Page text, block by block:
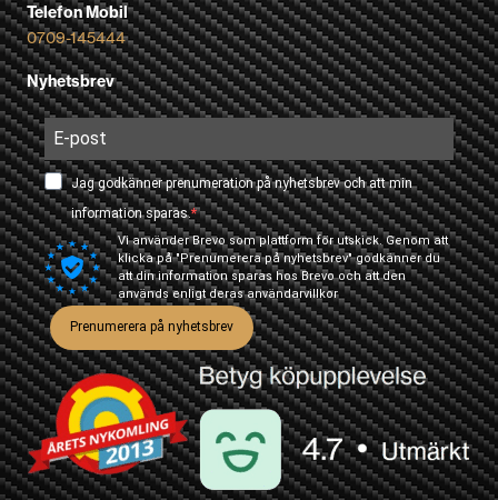
Telefon Mobil
0709-145444
Nyhetsbrev
Jag godkänner prenumeration på nyhetsbrev och att min
information sparas.
Vi använder Brevo som plattform för utskick. Genom att
klicka på "Prenumerera på nyhetsbrev" godkänner du
att din information sparas hos Brevo och att den
används enligt derasanvändarvillkor
Prenumerera på nyhetsbrev